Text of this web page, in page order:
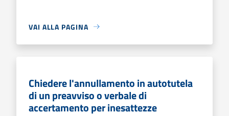
VAI ALLA PAGINA
Chiedere l'annullamento in autotutela
di un preavviso o verbale di
accertamento per inesattezze